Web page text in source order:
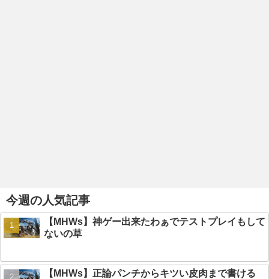
今週の人気記事
【MHWs】神ゲー出来たわぁでテストプレイもして
ないの草
【MHWs】正論パンチからキツい皮肉まで書ける